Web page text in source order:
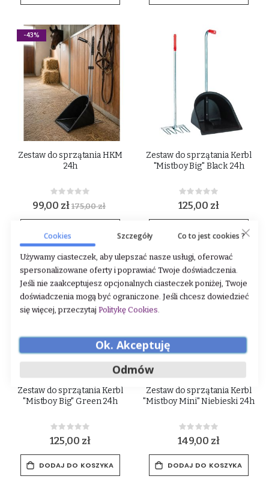
-43%
Zestaw do sprzątania HKM
24h
Rating:
0%
99,00 zł175,00 zł
Zestaw do sprzątania Kerbl
"Mistboy Big" Black 24h
Rating:
0%
125,00 zł
DODAJ DO KOSZYKA
Zestaw do sprzątania Kerbl
"Mistboy Big" Green 24h
Rating:
0%
125,00 zł
DODAJ DO KOSZYKA
Zestaw do sprzątania Kerbl
"Mistboy Mini" Niebieski 24h
Rating:
0%
149,00 zł
DODAJ DO KOSZYKA
Cookies Szczegóły Co to jest cookies ?
Używamy ciasteczek, aby ulepszać nasze usługi, oferować
spersonalizowane oferty i poprawiać Twoje doświadczenia.
Jeśli nie zaakceptujesz opcjonalnych ciasteczek poniżej, Twoje
doświadczenia mogą być ograniczone. Jeśli chcesz dowiedzieć
się więcej, przeczytaj Politykę Cookies.
Ok. Akceptuję
Odmów